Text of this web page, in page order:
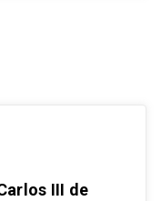
III de